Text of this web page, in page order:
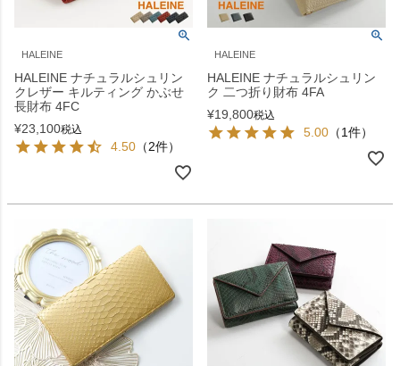
HALEINE
HALEINE ナチュラルシュリン
クレザー キルティング かぶせ
長財布 4FC
¥23,100税込
4.50 （2件）
HALEINE
HALEINE ナチュラルシュリン
ク 二つ折り財布 4FA
¥19,800税込
5.00 （1件）